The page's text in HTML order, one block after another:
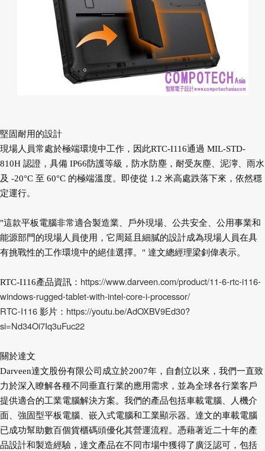
堅固耐用的設計
現場人員常處於極端環境中工作，因此RTC-I116通過 MIL-STD-
810H 認證，具備 IP66防護等級，防水防塵，耐受灰塵、泥濘、雨水
及 -20°C 至 60°C 的極端溫度。即使從 1.2 米高處跌落下來，依然穩
定運行。
"這款平板電腦非常適合製造業、戶外現場、公共安全、公用事業和
能源部門的現場人員使用，它周延且細膩的設計成為現場人員在具
有挑戰性的工作環境中的絕佳選擇。" 達文總經理梁釗偉表示。
RTC-I116產品資訊： https://www.darveen.com/product/11-6-rtc-i116-
windows-rugged-tablet-with-intel-core-i-processor/
RTC-I116 影片： https://youtu.be/AdOXBV9Ed30?
si=Nd34Oi7Iq3uFuc22
關於達文
Darveen達文股份有限公司成立於2007年，自創立以來，我們一直致
力於深入瞭解各種不同垂直行業的應用需求，並為全球各行業客戶
提供適合的工業電腦解決方案。我們的產品包括車載電腦、人機介
面、強固型平板電腦、嵌入式電腦和工業顯示器。達文的車載電腦
已成功幫助數百個貨櫃碼頭優化其營運流程。憑藉著近二十年的產
品設計和製造經驗，達文產品在不同市場中獲得了廣泛認可，包括